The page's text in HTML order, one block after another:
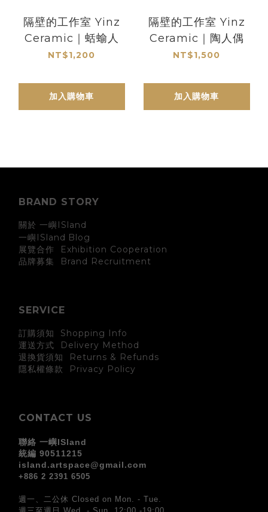
隔壁的工作室 Yinz
Ceramic｜蛞蝓人
NT$1,200
加入購物車
隔壁的工作室 Yinz
Ceramic｜陶人偶
NT$1,500
加入購物車
BRAND STORY
關於 一嶼ISland
一嶼ISland Blog
展覽合作 Exhibition Cooperation
品牌募集 Brand Recruitment
SERVICE
訂購須知 Shopping Info
運送方式 Delivery Method
退換貨須知 Returns & Refunds
隱私權條款 Privacy Policy
CONTACT US
聯絡 一嶼ISland
統編 90511215
island.artspace@gmail.com
+886 2 2391 6505
週一、二公休 Closed on Mon. - Tue.